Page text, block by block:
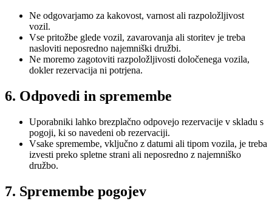
Ne odgovarjamo za kakovost, varnost ali razpoložljivost
vozil.
Vse pritožbe glede vozil, zavarovanja ali storitev je treba
nasloviti neposredno najemniški družbi.
Ne moremo zagotoviti razpoložljivosti določenega vozila,
dokler rezervacija ni potrjena.
6. Odpovedi in spremembe
Uporabniki lahko brezplačno odpovejo rezervacije v skladu s
pogoji, ki so navedeni ob rezervaciji.
Vsake spremembe, vključno z datumi ali tipom vozila, je treba
izvesti preko spletne strani ali neposredno z najemniško
družbo.
7. Spremembe pogojev